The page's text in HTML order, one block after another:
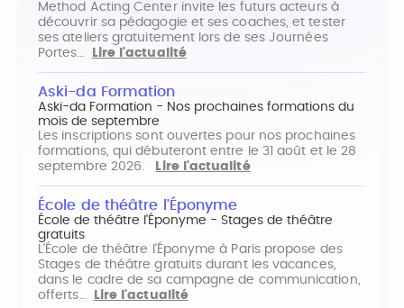
Method Acting Center invite les futurs acteurs à
découvrir sa pédagogie et ses coaches, et tester
ses ateliers gratuitement lors de ses Journées
Portes…
Lire l'actualité
Aski-da Formation
Aski-da Formation - Nos prochaines formations du
mois de septembre
Les inscriptions sont ouvertes pour nos prochaines
formations, qui débuteront entre le 31 août et le 28
septembre 2026.
Lire l'actualité
École de théâtre l'Éponyme
École de théâtre l'Éponyme - Stages de théâtre
gratuits
L'École de théâtre l'Éponyme à Paris propose des
Stages de théâtre gratuits durant les vacances,
dans le cadre de sa campagne de communication,
offerts…
Lire l'actualité